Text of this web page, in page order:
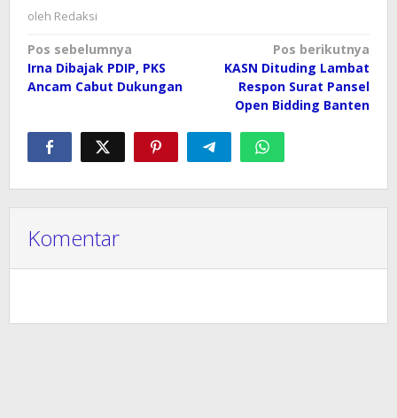
oleh Redaksi
Navigasi
pos
Pos sebelumnya
Irna Dibajak PDIP, PKS
Ancam Cabut Dukungan
Pos berikutnya
KASN Dituding Lambat
Respon Surat Pansel
Open Bidding Banten
Komentar